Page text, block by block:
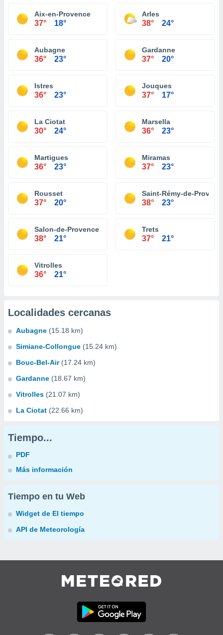
Aix-en-Provence
37° 18°
Arles
38° 24°
Aubagne
36° 23°
Gardanne
37° 20°
Istres
36° 23°
Jouques
37° 17°
La Ciotat
30° 24°
Marsella
36° 23°
Martigues
36° 23°
Miramas
37° 23°
Rousset
37° 20°
Saint-Rémy-de-
38° 23°
Salon-de-Provence
38° 21°
Trets
37° 21°
Vitrolles
36° 21°
Localidades cercanas
Aubagne (15.18 km)
Simiane-Collongue (15.24 km)
Bouc-Bel-Air (17.24 km)
Gardanne (18.67 km)
Vitrolles (21.07 km)
La Ciotat (22.66 km)
Tiempo...
PDF
Más información
Tiempo en tu Web
Widget de El tiempo
API de Meteorología